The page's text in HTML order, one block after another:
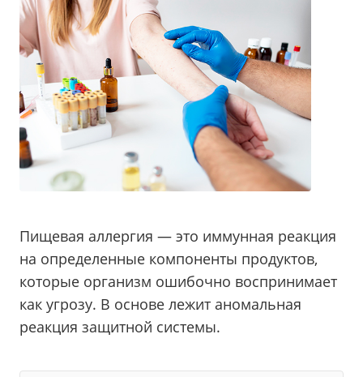
Пищевая аллергия — это иммунная реакция
на определенные компоненты продуктов,
которые организм ошибочно воспринимает
как угрозу. В основе лежит аномальная
реакция защитной системы.